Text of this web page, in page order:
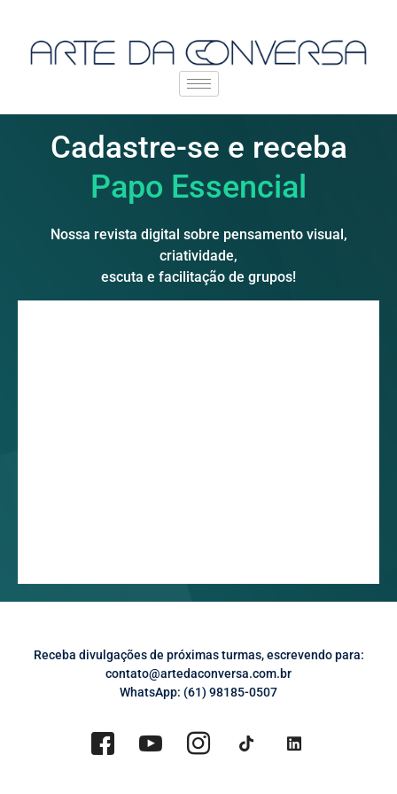
Cadastre-se e receba
Papo Essencial
Nossa revista digital sobre pensamento visual,
criatividade,
escuta e facilitação de grupos!
Receba divulgações de próximas turmas, escrevendo para:
contato@artedaconversa.com.br
WhatsApp: (61) 98185-0507